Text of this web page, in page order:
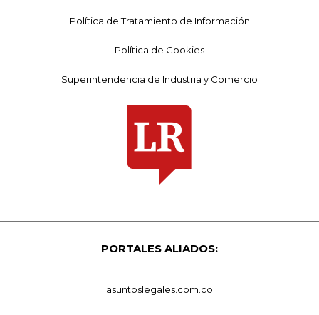
Política de Tratamiento de Información
Política de Cookies
Superintendencia de Industria y Comercio
PORTALES ALIADOS:
asuntoslegales.com.co